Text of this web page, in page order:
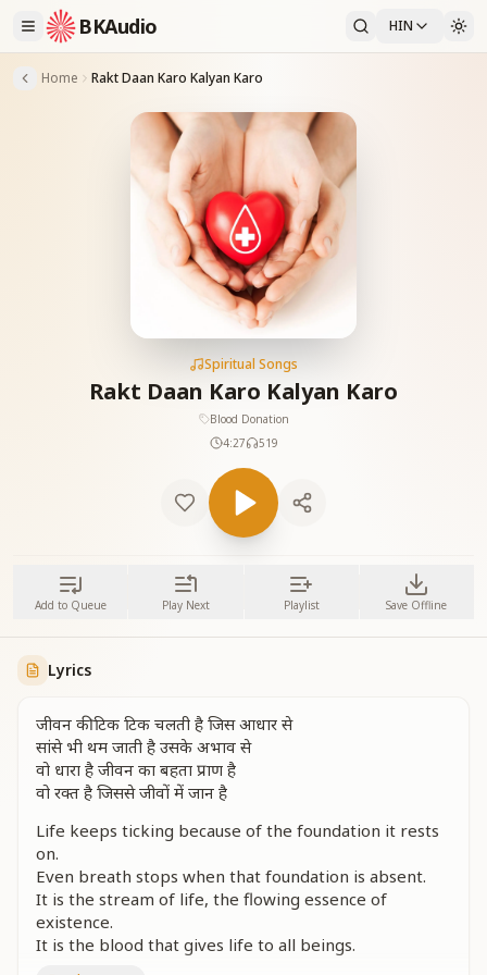
BKAudio HIN
Home Rakt Daan Karo Kalyan Karo
Spiritual Songs
Rakt Daan Karo Kalyan Karo
Blood Donation
4:27
519
Add to Queue Play Next Playlist Save Offline
Lyrics
जीवन की टिक टिक चलती है जिस आधार से
सांसे भी थम जाती है उसके अभाव से
वो धारा है जीवन का बहता प्राण है
वो रक्त है जिससे जीवों में जान है
Life keeps ticking because of the foundation it rests
on.
Even breath stops when that foundation is absent.
It is the stream of life, the flowing essence of
existence.
It is the blood that gives life to all beings.